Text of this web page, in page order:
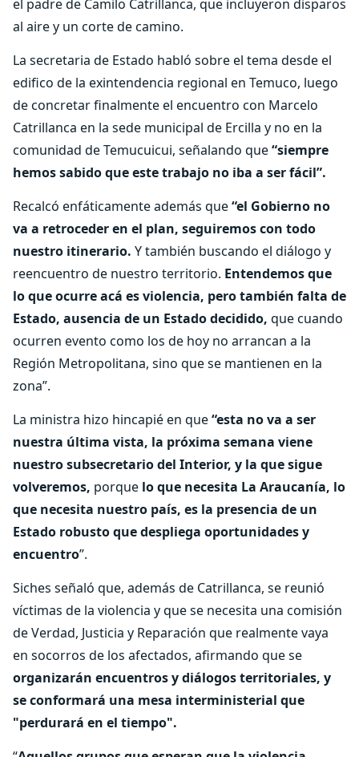
el padre de Camilo Catrillanca, que incluyeron disparos
al aire y un corte de camino.
La secretaria de Estado habló sobre el tema desde el
edifico de la exintendencia regional en Temuco, luego
de concretar finalmente el encuentro con Marcelo
Catrillanca en la sede municipal de Ercilla y no en la
comunidad de Temucuicui, señalando que“siempre
hemos sabido que este trabajo no iba a ser fácil”.
Recalcó enfáticamente además que“el Gobierno no
va a retroceder en el plan, seguiremos con todo
nuestro itinerario. Y también buscando el diálogo y
reencuentro de nuestro territorio. Entendemos que
lo que ocurre acá es violencia, pero también falta de
Estado, ausencia de un Estado decidido, que cuando
ocurren evento como los de hoy no arrancan a la
Región Metropolitana, sino que se mantienen en la
zona”.
La ministra hizo hincapié en que“esta no va a ser
nuestra última vista, la próxima semana viene
nuestro subsecretario del Interior, y la que sigue
volveremos, porque lo que necesita La Araucanía, lo
que necesita nuestro país, es la presencia de un
Estado robusto que despliega oportunidades y
encuentro”.
Siches señaló que, además de Catrillanca, se reunió
víctimas de la violencia y que se necesita una comisión
de Verdad, Justicia y Reparación que realmente vaya
en socorros de los afectados, afirmando que se
organizarán encuentros y diálogos territoriales, y
se conformará una mesa interministerial que
"perdurará en el tiempo".